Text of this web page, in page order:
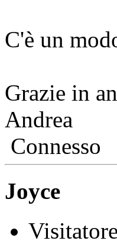
C'è un
Grazie in
Andrea
Connesso
Joyce
Visitatore